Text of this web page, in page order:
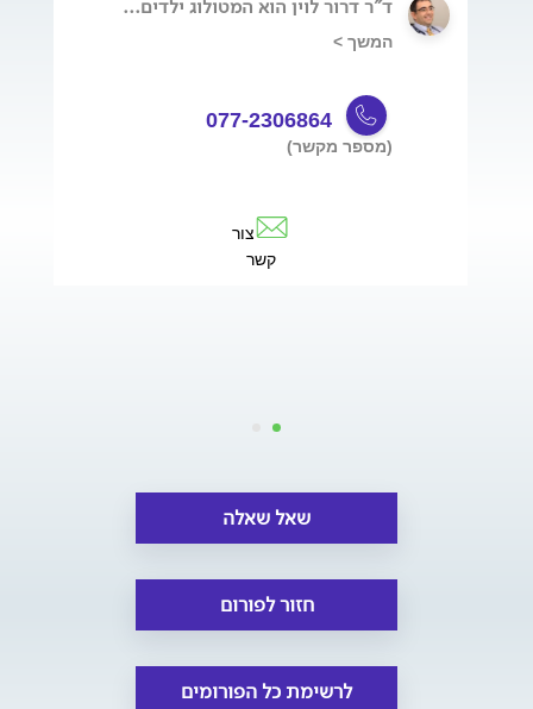
ד"ר דרור לוין הוא המטולוג ילדים...
המשך >
077-2306864
(מספר מקשר)
צור
קשר
שאל שאלה
חזור לפורום
לרשימת כל הפורומים